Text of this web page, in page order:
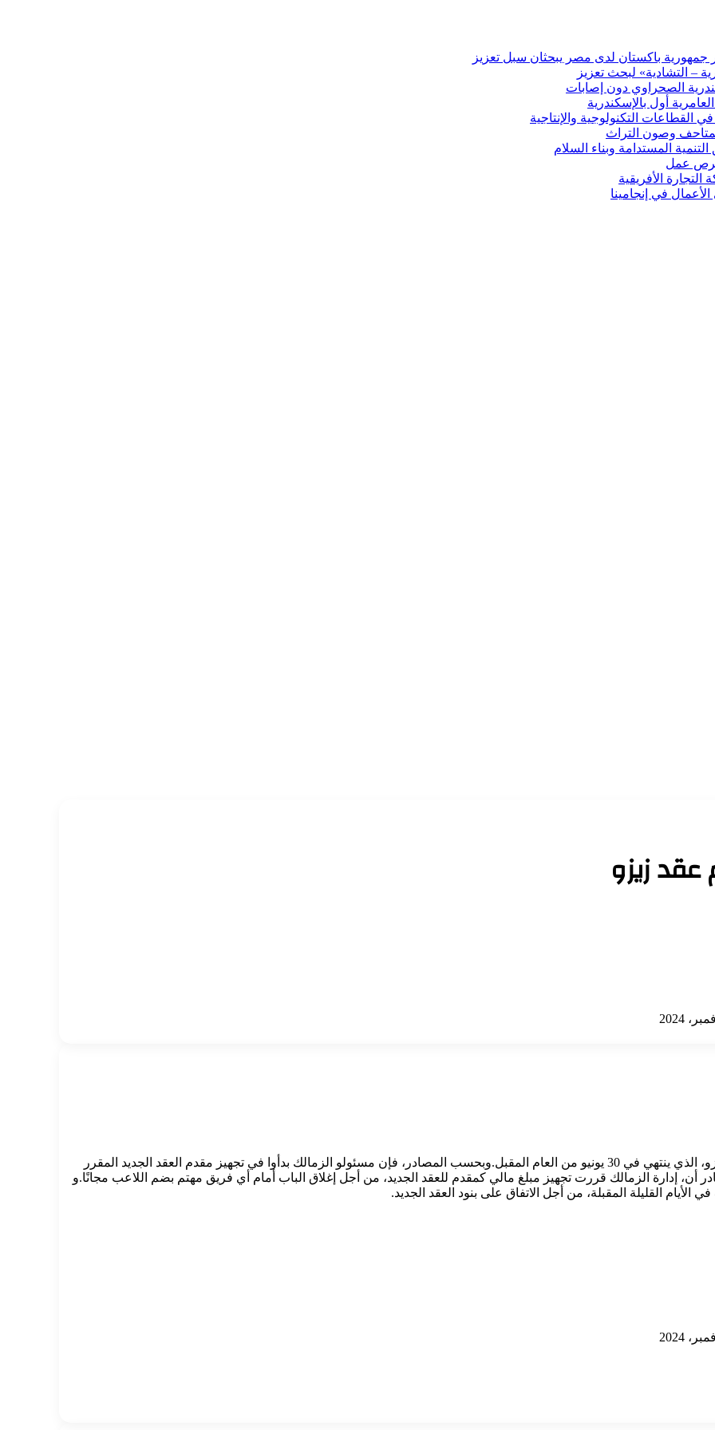
جمهورية باكستان لدى مصر يبحثان سبل تعزيز
– التشادية» لبحث تعزيز
الصحراوي دون إصابات
القطاعات التكنولوجية والإنتاجية
وصون التراث
المستدامة وبناء السلام
فرص عمل
الأفريقية
في إنجامينا
زيزو
يرغب مجلس الإدارة في نادي الزمالك تمديد عقد لاعبه أحمد السيد زيزو، الذي ينتهي في 30 يونيو من العام المقبل.وبحسب المصادر، فإن مسئولو الزمالك بدأوا في تجهيز مقدم العقد الجديد المقرر
أن، إدارة الزمالك قررت تجهيز مبلغ مالي كمقدم للعقد الجديد، من أجل إغلاق الباب أمام أي فريق مهتم بضم اللاعب مجانًا.و
القليلة المقبلة، من أجل الاتفاق على بنود العقد الجديد.